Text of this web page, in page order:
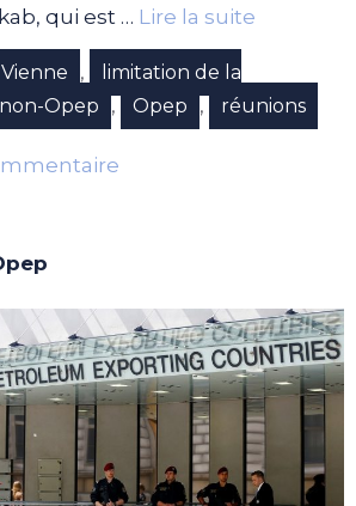
qui est … Lire la suite
,
limitation de la
non-Opep , Opep , réunions